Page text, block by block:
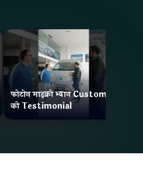
फोटोन माइक्रो भ्यान Customer
को Testimonial